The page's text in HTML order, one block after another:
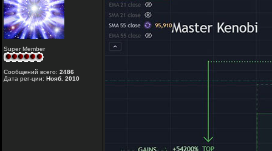
Super Member
Сообщений всего: 2486
Дата рег-ции: Нояб. 2010